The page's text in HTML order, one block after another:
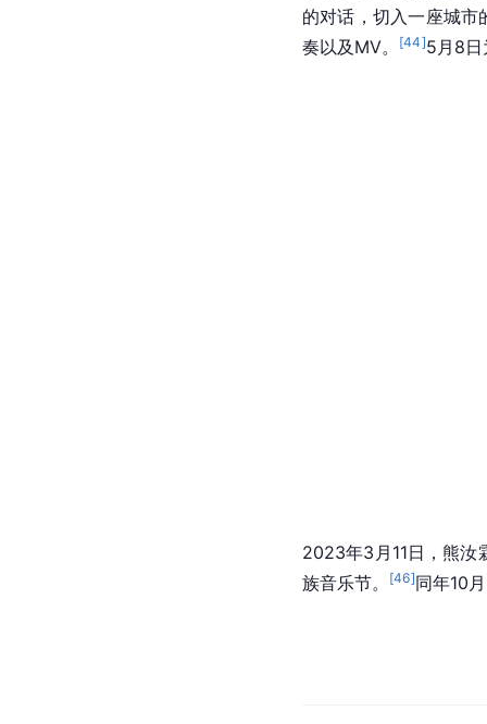
的对话，切入一座城
奏以及MV。
[44]5月8日
2023年3月11日，熊汝
族音乐节。
[46]同年10